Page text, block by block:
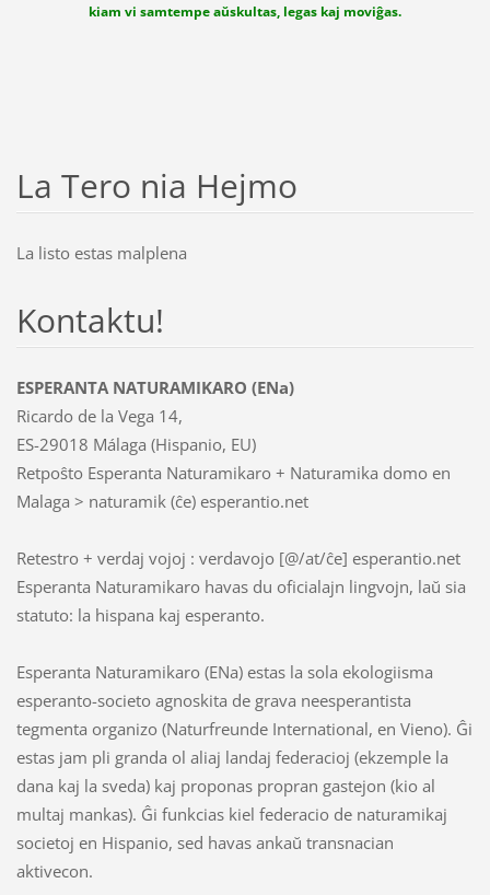
kiam vi samtempe aŭskultas, legas kaj moviĝas.
La Tero nia Hejmo
La listo estas malplena
Kontaktu!
ESPERANTA NATURAMIKARO (ENa)
Ricardo de la Vega 14,
ES-29018 Málaga (Hispanio, EU)
Retpoŝto Esperanta Naturamikaro + Naturamika domo en
Malaga > naturamik (ĉe) esperantio.net
Retestro + verdaj vojoj : verdavojo [@/at/ĉe] esperantio.net
Esperanta Naturamikaro havas du oficialajn lingvojn, laŭ sia
statuto: la hispana kaj esperanto.
Esperanta Naturamikaro (ENa) estas la sola ekologiisma
esperanto-societo agnoskita de grava neesperantista
tegmenta organizo (Naturfreunde International, en Vieno). Ĝi
estas jam pli granda ol aliaj landaj federacioj (ekzemple la
dana kaj la sveda) kaj proponas propran gastejon (kio al
multaj mankas). Ĝi funkcias kiel federacio de naturamikaj
societoj en Hispanio, sed havas ankaŭ transnacian
aktivecon.